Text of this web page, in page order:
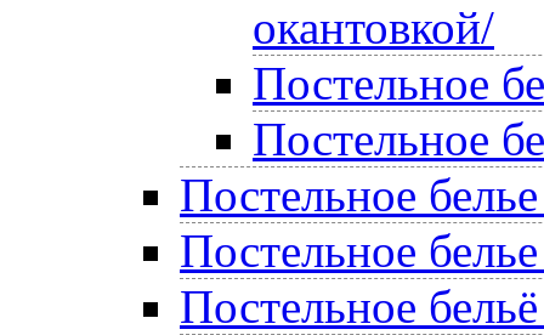
окантовкой/
Постельное
Постельное
Постельное
Постельное
Постельное